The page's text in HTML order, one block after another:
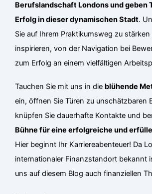
Berufslandschaft Londons und geben
Erfolg in dieser dynamischen Stadt.
Sie auf Ihrem Praktikumsweg zu
inspirieren, von der Navigation bei
zum Erfolg an einem vielfältigen
Tauchen Sie mit uns in die blühende
ein, öffnen Sie Türen zu unschätzbaren
knüpfen Sie dauerhafte Kontakte und
Bühne für eine erfolgreiche und
Hier beginnt Ihr Karriereabenteuer! Da
internationaler Finanzstandort bekannt
uns auf diesem Blog auch finanziellen